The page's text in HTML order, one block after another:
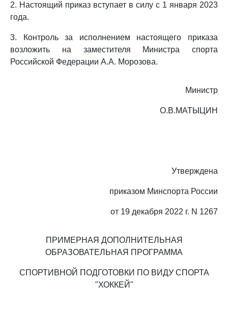
2. Настоящий приказ вступает в силу с 1 января 2023
года.
3. Контроль за исполнением настоящего приказа
возложить на заместителя Министра спорта
Российской Федерации А.А. Морозова.
Министр
О.В.МАТЫЦИН
Утверждена
приказом Минспорта России
от 19 декабря 2022 г. N 1267
ПРИМЕРНАЯ ДОПОЛНИТЕЛЬНАЯ
ОБРАЗОВАТЕЛЬНАЯ ПРОГРАММА
СПОРТИВНОЙ ПОДГОТОВКИ ПО ВИДУ СПОРТА
"ХОККЕЙ"